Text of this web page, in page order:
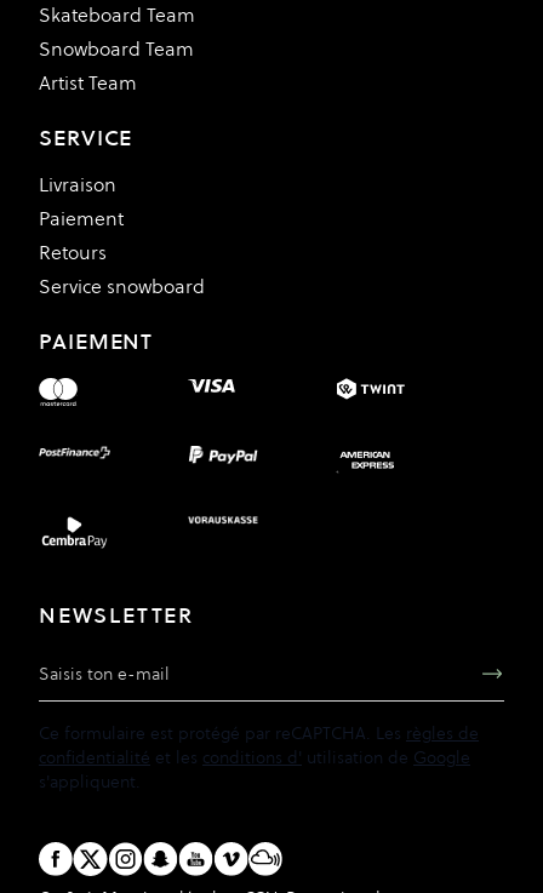
Skateboard Team
Snowboard Team
Artist Team
SERVICE
Livraison
Paiement
Retours
Service snowboard
PAIEMENT
NEWSLETTER
Adresse e-mail
Ce formulaire est protégé par reCAPTCHA. Les règles de
confidentialité et les conditions d' utilisation de Google
s'appliquent.